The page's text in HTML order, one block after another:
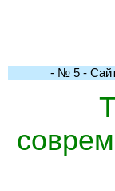
- № 5 - Сайт